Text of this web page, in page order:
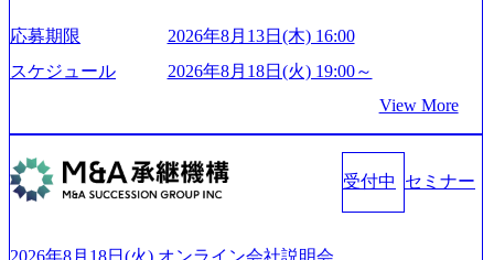
mages/20250502152751_46c65543-87ef-4e86-a85a-8649e1c532f9
_956x512.webp https://storage.googleapis.com/our-vision-producti
on.appspot.com/public/images/20250502152804_ba6aaa1a-9ffc-4f
m/our-vision-production.appspot.com/public/images/202505021528
ンプレクス社は、FinTech領域に強みを持つITコンサルティ
ング会社で、NRI、NTTDATAと同じく世界のFinTech Ranki
ngsTop 100企業にも選出されている。ITコンサルティング、
特長 ビジネスへの深い理解を持つコンサルタントが集うXs
世界トップクラスのシェアを有している 技術と対話を通じ
て未来を創造し、社会課題の解決に貢献することを目指し
ている Mission:私たちの技術/私たちの対話 Vision:夢を未来
話 IoT社会の浸透、AIの加速等により半導体需要は世界中で
急伸長しており、それに伴い半導体製造装置の需要も伸長
中 https://storage.googleapis.com/our-vision-production.appspot.co
m/public/images/20260224131045_0fee4978-bb25-43a7-a367-542
6b95cd599_1200x543.webp https://storage.googleapis.com/our-visi
cb8-329e-4a45-a8f5-73d9728b2cd7_1200x486.webp https://storag
応募期限
2026年8月13日(木) 16:00
スケジュール
2026年8月18日(火) 19:00～
View More
受付中 セミナー
2026年8月18日(火) オンライン会社説明会